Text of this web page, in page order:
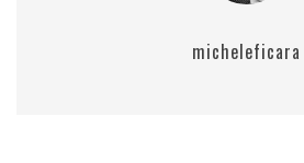
micheleficara